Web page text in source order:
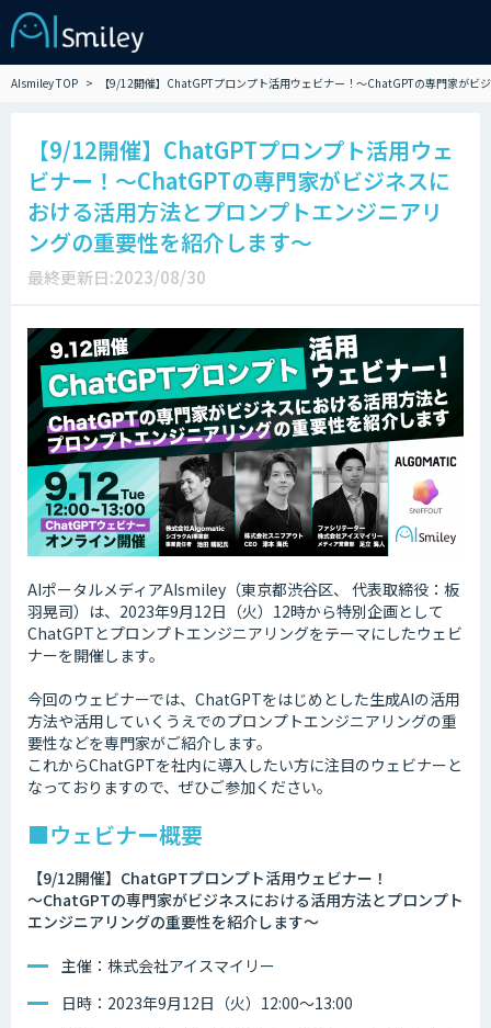
AIsmiley TOP 【9/12開催】ChatGPTプロンプト活用ウェビナー！～ChatGPTの専門家が
【9/12開催】ChatGPTプロンプト活用ウェ
ビナー！～ChatGPTの専門家がビジネスに
おける活用方法とプロンプトエンジニアリ
ングの重要性を紹介します～
最終更新日:2023/08/30
AIポータルメディアAIsmiley（東京都渋谷区、 代表取締役：板
羽晃司）は、2023年9月12日（火）12時から特別企画として
ChatGPTとプロンプトエンジニアリングをテーマにしたウェビ
ナーを開催します。
今回のウェビナーでは、ChatGPTをはじめとした生成AIの活用
方法や活用していくうえでのプロンプトエンジニアリングの重
要性などを専門家がご紹介します。
これからChatGPTを社内に導入したい方に注目のウェビナーと
なっておりますので、ぜひご参加ください。
■ウェビナー概要
【9/12開催】ChatGPTプロンプト活用ウェビナー！
～ChatGPTの専門家がビジネスにおける活用方法とプロンプト
エンジニアリングの重要性を紹介します～
主催：株式会社アイスマイリー
日時：2023年9月12日（火）12:00～13:00